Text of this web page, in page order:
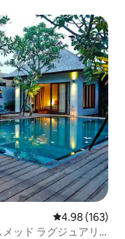
レビュー163
4.98 (163)
ッド ラグジュアリ